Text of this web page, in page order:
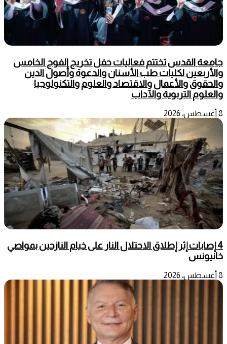
جامعة القدس تختتم فعاليات حفل تخريج الفوج الخامس
والأربعين لكليات طب الأسنان والدعوة وأصول الدين
والحقوق والأعمال والاقتصاد والعلوم والتكنولوجيا
والعلوم التربوية والآداب
8 أغسطس، 2026
4 إصابات إثر إطلاق الاحتلال النار على خيام النازحين بمواصي
خانيونس
8 أغسطس، 2026